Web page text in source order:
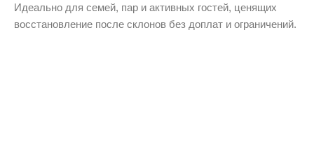
Идеально для семей, пар и активных гостей, ценящих
восстановление после склонов без доплат и ограничений.